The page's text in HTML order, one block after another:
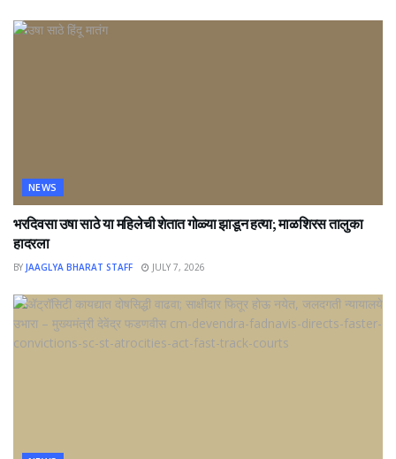
NEWS
भरदिवसा उषा साठे या महिलेची शेतात गोळ्या झाडून हत्या; माळशिरस तालुका
हादरला
BY JAAGLYA BHARAT STAFF JULY 7, 2026